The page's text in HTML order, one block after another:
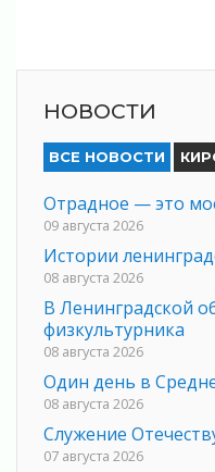
НОВОСТИ
ВСЕ НОВОСТИ
Отрадное — это
09 августа 2026
Истории
08 августа 2026
В Ленинградской
физкультурника
08 августа 2026
Один день в
08 августа 2026
Служение
07 августа 2026